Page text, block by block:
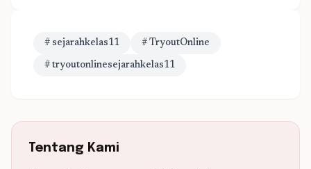
# sejarahkelas11 # TryoutOnline
# tryoutonlinesejarahkelas11
Tentang Kami